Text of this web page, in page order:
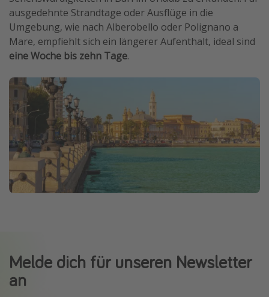
ausgedehnte Strandtage oder Ausflüge in die
Umgebung, wie nach Alberobello oder Polignano a
Mare, empfiehlt sich ein längerer Aufenthalt, ideal sind
eine Woche bis zehn Tage.
Melde dich für unseren Newsletter
an